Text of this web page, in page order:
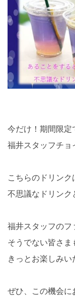
今だけ！期間限定
福井スタッフチョ
こちらのドリンク
不思議なドリンク
福井スタッフのフ
そうでない皆さま
きっとお楽しみい
ぜひ、この機会に